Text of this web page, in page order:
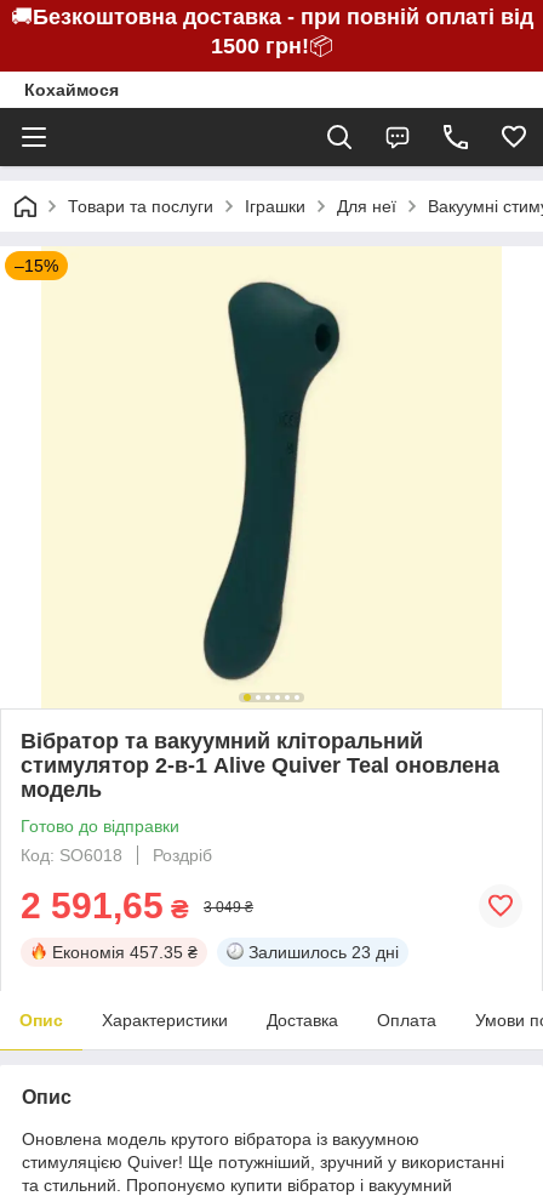
🚚Безкоштовна доставка - при повній оплаті від
1500 грн!📦
Кохаймося
Товари та послуги Іграшки Для неї Вакуумні
–15%
Вібратор та вакуумний кліторальний
стимулятор 2-в-1 Alive Quiver Teal оновлена ​​
модель
Готово до відправки
Код: SO6018
Роздріб
2 591,65 ₴ 3 049 ₴
Економія 457.35 ₴ Залишилось 23 дні
Опис Характеристики Доставка Оплата Умови
Опис
Оновлена ​​модель крутого вібратора із вакуумною
стимуляцією Quiver! Ще потужніший, зручний у використанні
та стильний. Пропонуємо купити вібратор і вакуумний